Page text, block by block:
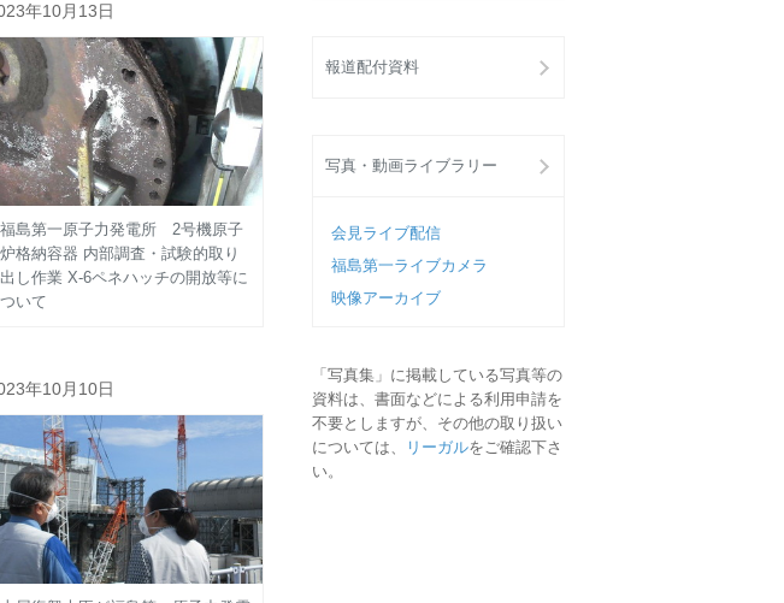
年10月13日
福島第一原子力発電所 2号機原子
炉格納容器 内部調査・試験的取り
出し作業 X-6ペネハッチの開放等に
ついて
年10月10日
報道配付資料
写真・動画ライブラリー
会見ライブ配信
福島第一ライブカメラ
映像アーカイブ
「写真集」に掲載している写真等の
資料は、書面などによる利用申請を
不要としますが、その他の取り扱い
については、
リーガルをご確認下さ
い。